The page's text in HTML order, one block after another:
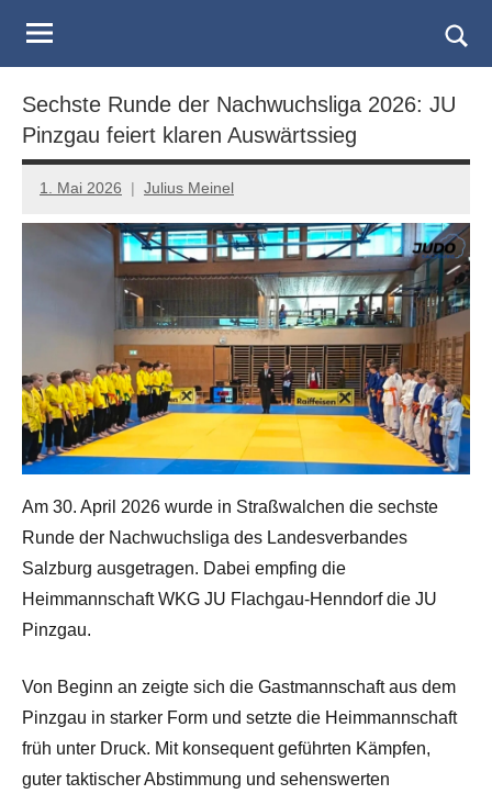
Judo
Landesverband
Salzburg
Sechste Runde der Nachwuchsliga 2026: JU
Pinzgau feiert klaren Auswärtssieg
1. Mai 2026 Julius Meinel
Am 30. April 2026 wurde in Straßwalchen die sechste
Runde der Nachwuchsliga des Landesverbandes
Salzburg ausgetragen. Dabei empfing die
Heimmannschaft WKG JU Flachgau-Henndorf die JU
Pinzgau.
Von Beginn an zeigte sich die Gastmannschaft aus dem
Pinzgau in starker Form und setzte die Heimmannschaft
früh unter Druck. Mit konsequent geführten Kämpfen,
guter taktischer Abstimmung und sehenswerten